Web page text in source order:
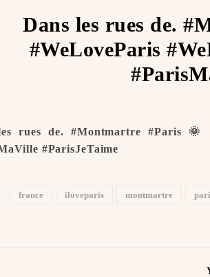
Dans les rues de.
#WeLoveParis
rues de. #Montmartre #Paris 🌞
#ParisJeTaime
france iloveparis montmartre